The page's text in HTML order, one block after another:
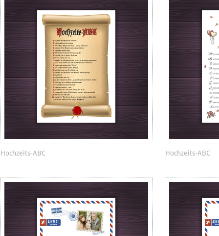
Hochzeits-ABC Hochzeits-ABC